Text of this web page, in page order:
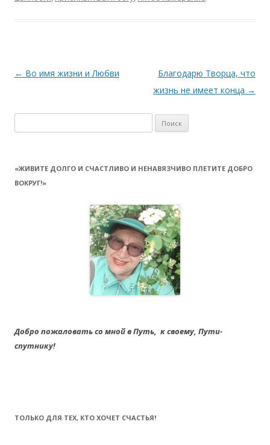
Навигация
← Во имя жизни и Любви
Благодарю Творца, что
жизнь не имеет конца →
«ЖИВИТЕ ДОЛГО И СЧАСТЛИВО И НЕНАВЯЗЧИВО ПЛЕТИТЕ ДОБРО
ВОКРУГ!»
Добро пожаловать со мной в Путь, к своему, Пути-
спутнику!
ТОЛЬКО ДЛЯ ТЕХ, КТО ХОЧЕТ СЧАСТЬЯ!